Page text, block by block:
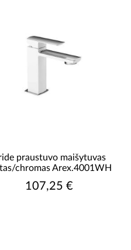
praustuvo maišytuvas
chromas Arex.4001WH
107,25 €